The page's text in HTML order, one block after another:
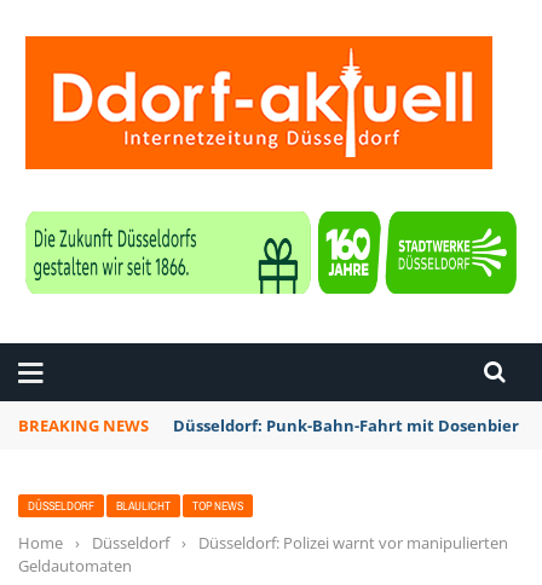
BREAKING NEWS Düsseldorf: Punk-Bahn-Fahrt mit Dosenbier
DÜSSELDORF BLAULICHT TOP NEWS
Home › Düsseldorf ›
Düsseldorf: Polizei warnt vor manipulierten
Geldautomaten